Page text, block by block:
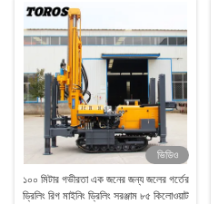
ভিডিও
১০০ মিটার গভীরতা এক জনের জন্য জলের গর্তের
ড্রিলিং রিগ মাইনিং ড্রিলিং সরঞ্জাম ৮৫ কিলোওয়াট